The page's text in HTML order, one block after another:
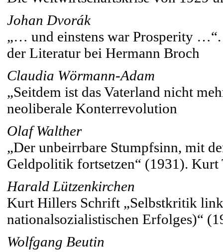
Johan Dvorák
„… und einstens war Prosperity
der Literatur bei Hermann Broch
Claudia Wörmann-Adam
„Seitdem ist das Vaterland nicht
neoliberale Konterrevolution
Olaf Walther
„Der unbeirrbare Stumpfsinn, mit
Geldpolitik fortsetzen“ (1931). Kurt
Harald Lützenkirchen
Kurt Hillers Schrift „Selbstkritik
nationalsozialistischen Erfolges)“
Wolfgang Beutin